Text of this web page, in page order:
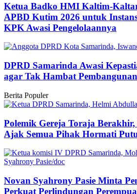
Ketua Badko HMI Kaltim-
APBD Kutim 2026 untuk
KPK Awasi Pengelolaannya
DPRD Samarinda Awasi
agar Tak Hambat Pembangunan
Berita Populer
Polemik Gereja Toraja
Ajak Semua Pihak Hormati
Novan Syahrony Pasie Minta
Perkuat Perlindungan